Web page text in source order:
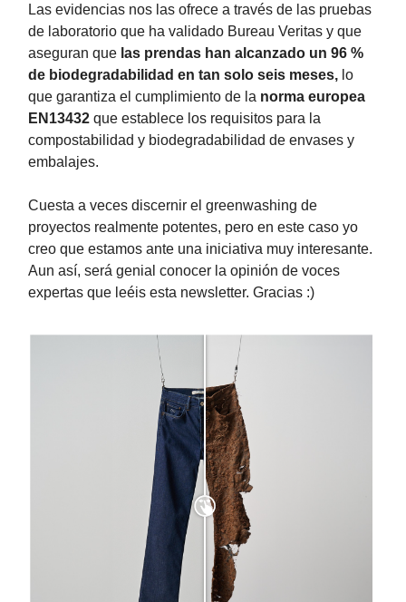
Las evidencias nos las ofrece a través de las pruebas
de laboratorio que ha validado Bureau Veritas y que
aseguran que las prendas han alcanzado un 96 %
de biodegradabilidad en tan solo seis meses, lo
que garantiza el cumplimiento de la norma europea
EN13432 que establece los requisitos para la
compostabilidad y biodegradabilidad de envases y
embalajes.
Cuesta a veces discernir el greenwashing de
proyectos realmente potentes, pero en este caso yo
creo que estamos ante una iniciativa muy interesante.
Aun así, será genial conocer la opinión de voces
expertas que leéis esta newsletter. Gracias :)